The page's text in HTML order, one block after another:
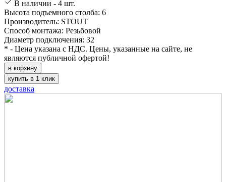
В наличии - 4 шт.
Высота подъемного столба: 6
Производитель: STOUT
Способ монтажа: Резьбовой
Диаметр подключения: 32
* - Цена указана с НДС. Цены, указанные на сайте, не
являются публичной офертой!
в корзину
купить в 1 клик
доставка